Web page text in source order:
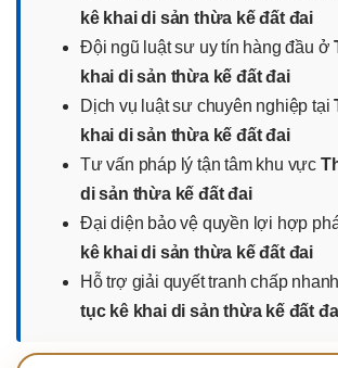
kê khai di sản thừa kế đất đai
Đội ngũ luật sư uy tín hàng đầu ở
khai di sản thừa kế đất đai
Dịch vụ luật sư chuyên nghiệp tại
khai di sản thừa kế đất đai
Tư vấn pháp lý tận tâm khu vực
di sản thừa kế đất đai
Đại diện bảo vệ quyền lợi hợp
kê khai di sản thừa kế đất đai
Hỗ trợ giải quyết tranh chấp
tục kê khai di sản thừa kế đất